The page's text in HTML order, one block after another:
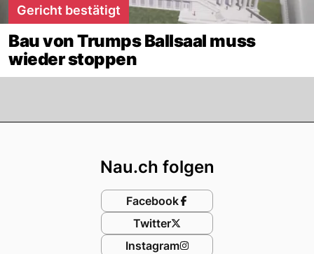
Gericht bestätigt
Bau von Trumps Ballsaal muss
wieder stoppen
Nau.ch folgen
Facebook
Twitter
Instagram